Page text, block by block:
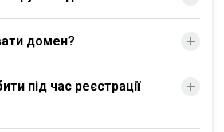
домен?
під час реєстрації